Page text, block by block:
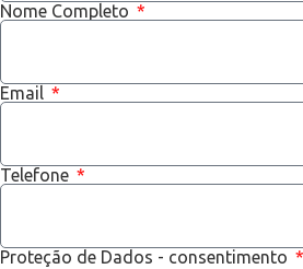
Nome Completo
Email
Telefone
Proteção de Dados - consentimento